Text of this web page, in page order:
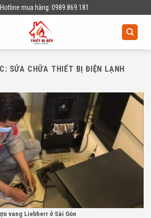
mua hàng: 0989.869.181
SỬA CHỮA THIẾT BỊ ĐIỆN LẠNH
vang Liebherr ở Sài Gòn